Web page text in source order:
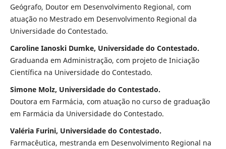
Geógrafo, Doutor em Desenvolvimento Regional, com
atuação no Mestrado em Desenvolvimento Regional da
Universidade do Contestado.
Caroline Ianoski Dumke, Universidade do Contestado.
Graduanda em Administração, com projeto de Iniciação
Científica na Universidade do Contestado.
Simone Molz, Universidade do Contestado.
Doutora em Farmácia, com atuação no curso de graduação
em Farmácia da Universidade do Contestado.
Valéria Furini, Universidade do Contestado.
Farmacêutica, mestranda em Desenvolvimento Regional na